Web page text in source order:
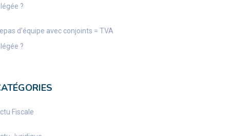
?
d’équipe avec conjoints = TVA
?
Fiscale